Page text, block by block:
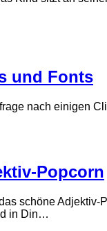
und Fonts
einigen
Popcorn
schöne
in Din…